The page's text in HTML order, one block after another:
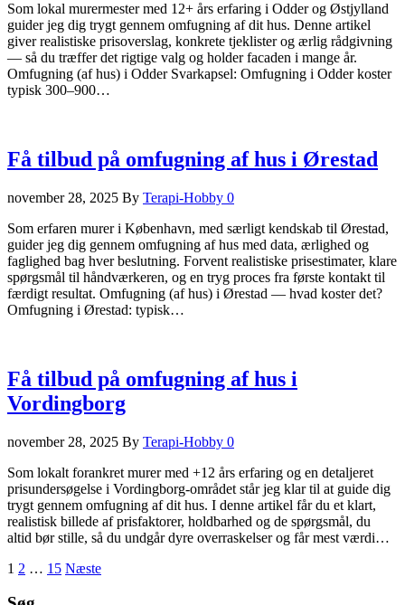
Som lokal murermester med 12+ års erfaring i Odder og Østjylland
guider jeg dig trygt gennem omfugning af dit hus. Denne artikel
giver realistiske prisoverslag, konkrete tjeklister og ærlig rådgivning
— så du træffer det rigtige valg og holder facaden i mange år.
Omfugning (af hus) i Odder Svarkapsel: Omfugning i Odder koster
typisk 300–900…
Få tilbud på omfugning af hus i Ørestad
november 28, 2025 By Terapi-Hobby 0
Som erfaren murer i København, med særligt kendskab til Ørestad,
guider jeg dig gennem omfugning af hus med data, ærlighed og
faglighed bag hver beslutning. Forvent realistiske prisestimater, klare
spørgsmål til håndværkeren, og en tryg proces fra første kontakt til
færdigt resultat. Omfugning (af hus) i Ørestad — hvad koster det?
Omfugning i Ørestad: typisk…
Få tilbud på omfugning af hus i
Vordingborg
november 28, 2025 By Terapi-Hobby 0
Som lokalt forankret murer med +12 års erfaring og en detaljeret
prisundersøgelse i Vordingborg-området står jeg klar til at guide dig
trygt gennem omfugning af dit hus. I denne artikel får du et klart,
realistisk billede af prisfaktorer, holdbarhed og de spørgsmål, du
altid bør stille, så du undgår dyre overraskelser og får mest værdi…
Indlægsinddeling
1 2 … 15 Næste